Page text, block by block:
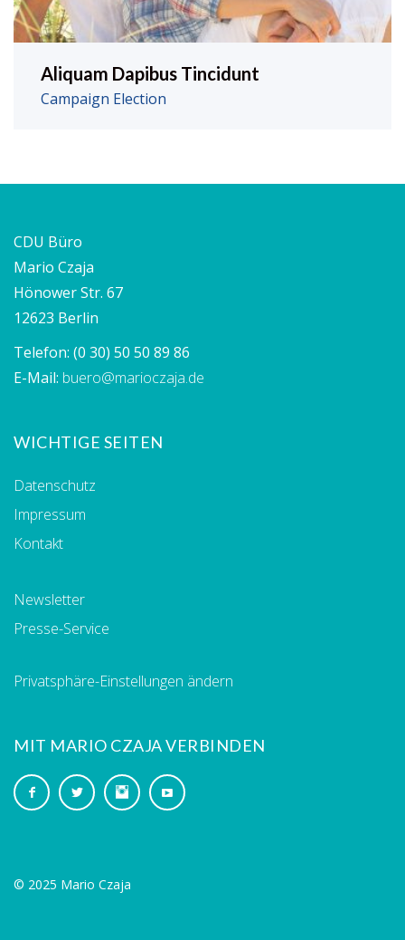
Aliquam Dapibus Tincidunt
Campaign Election
CDU Büro
Mario Czaja
Hönower Str. 67
12623 Berlin
Telefon: (0 30) 50 50 89 86
E-Mail: buero@marioczaja.de
WICHTIGE SEITEN
Datenschutz
Impressum
Kontakt
Newsletter
Presse-Service
Privatsphäre-Einstellungen ändern
MIT MARIO CZAJA VERBINDEN
© 2025 Mario Czaja